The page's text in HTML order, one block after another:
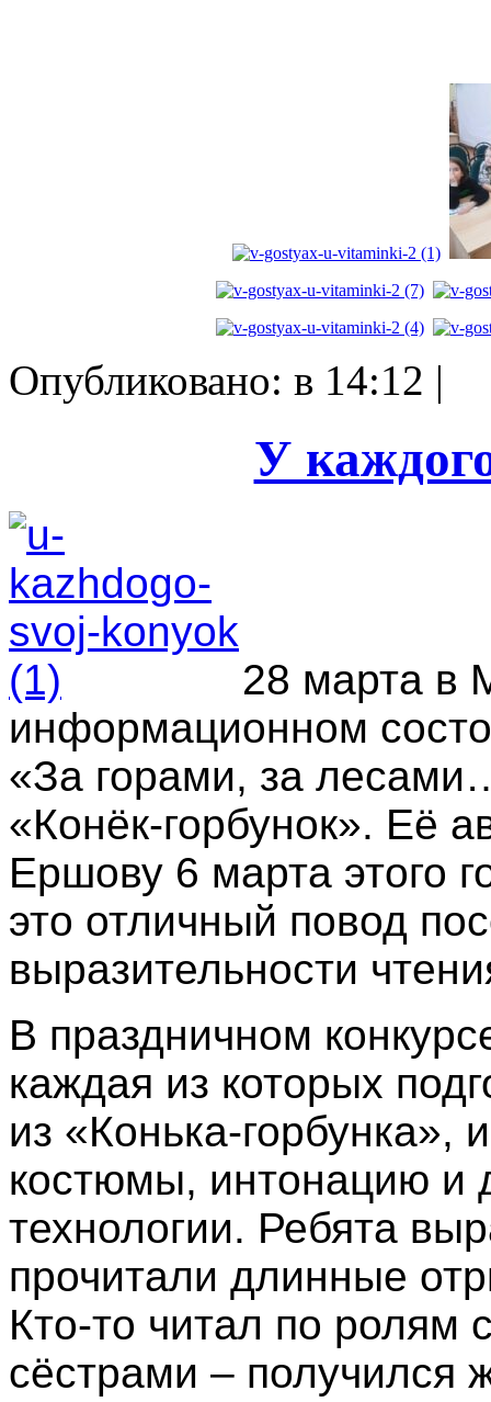
Опубликовано: в 14:12 |
У
28 марта в
информационном
«За горами, за
«Конёк-горбунок». Её
Ершову 6 марта этого
это отличный повод
выразительности
В праздничном
каждая из которых
из «Конька-горбунка»,
костюмы, интонацию и
технологии. Ребята
прочитали длинные
Кто-то читал по ролям
сёстрами – получился